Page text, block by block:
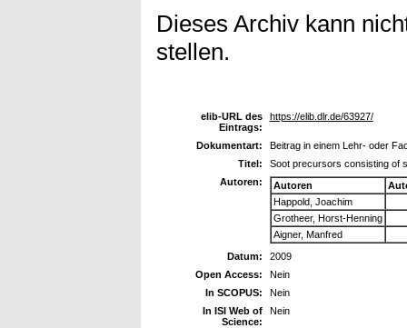
Dieses Archiv kann
stellen.
elib-URL des
Eintrags:
https://elib.dlr.de/63927/
Dokumentart:
Beitrag in einem Lehr- oder
Titel:
Soot precursors consisting of
Autoren:
Autoren
Happold, Joachim
Grotheer, Horst-Henning
Aigner, Manfred
Datum:
2009
Open Access:
Nein
In SCOPUS:
Nein
In ISI Web of
Science:
Nein